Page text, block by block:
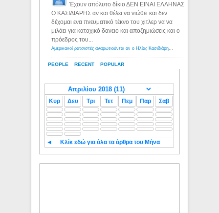
PEOPLE RECENT POPULAR
Έχουν απόλυτο δίκιο ΔΕΝ ΕΙΝΑΙ ΕΛΛΗΝΑΣ
Ο ΚΑΣΙΔΙΑΡΗΣ αν και θέλει να νιώθει και δεν
δέχομαι ενα πνευματικό τέκνο του χιτλερ να να
μιλάει για κατοχικό δανειο και αποζημιώσεις και ο
πρόεδρος του...
Αμερικανοί ρατσιστές αναρωτιούνται αν ο Ηλίας Κασιδιάρης ανήκει στη λευκή φυλή... - Λόγιος Ερμής
Κυρ Δευ Τρι Τετ Πεμ Παρ Σαβ
◄ Κλίκ εδώ για όλα τα άρθρα του Μήνα